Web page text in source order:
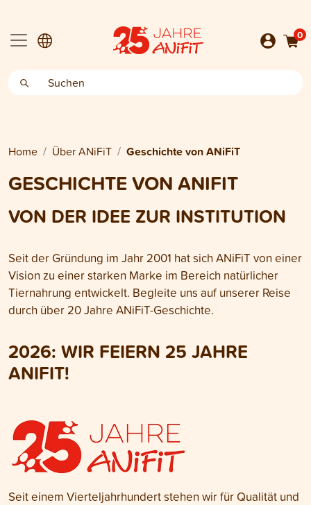
0
Home Über ANiFiT Geschichte von ANiFiT
GESCHICHTE VON ANIFIT
VON DER IDEE ZUR INSTITUTION
Seit der Gründung im Jahr 2001 hat sich ANiFiT von einer
Vision zu einer starken Marke im Bereich natürlicher
Tiernahrung entwickelt. Begleite uns auf unserer Reise
durch über 20 Jahre ANiFiT-Geschichte.
2026: WIR FEIERN 25 JAHRE
ANIFIT!
Seit einem Vierteljahrhundert stehen wir für Qualität und